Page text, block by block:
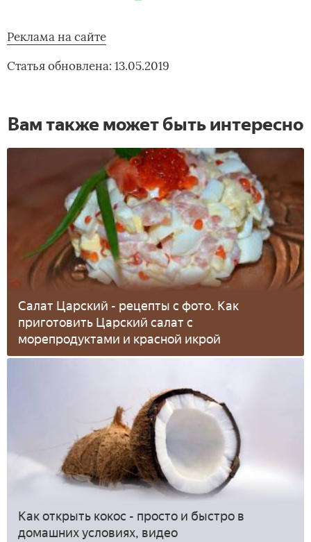
Реклама на сайте
Статья обновлена: 13.05.2019
Вам также может быть интересно
Салат Царский - рецепты с фото. Как
приготовить Царский салат с
морепродуктами и красной икрой
Как открыть кокос - просто и быстро в
домашних условиях, видео